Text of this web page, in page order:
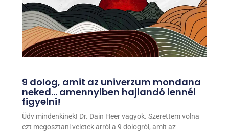
9 dolog, amit az univerzum mondana
neked… amennyiben hajlandó lennél
figyelni!
Üdv mindenkinek! Dr. Dain Heer vagyok. Szerettem volna
ezt megosztani veletek arról a 9 dologról, amit az